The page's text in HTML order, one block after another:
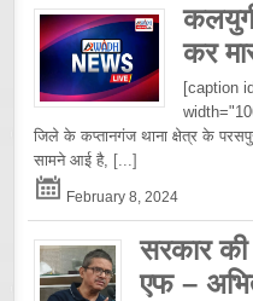
कर
[caption
जिले के कप्तानगंज थाना क्षेत्र के
सामने आई है, [...]
February 8, 2024
सरकार की
एफ –